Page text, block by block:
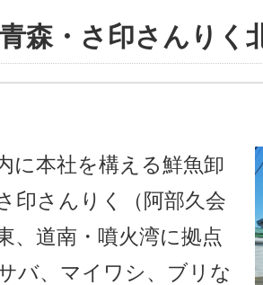
森・さ印さんりく
に本社を構える鮮魚卸
印さんりく（阿部久会
、道南・噴火湾に拠点
バ、マイワシ、ブリな